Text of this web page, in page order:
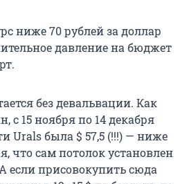
ниже 70 рублей за доллар
давление на бюджет
без девальвации. Как
с 15 ноября по 14 декабря
Urals была $ 57,5 (!!!) — ниже
что сам потолок установлен
если присовокупить сюда